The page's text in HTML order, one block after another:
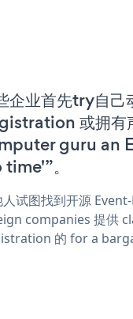
企业首先try自
或拥有
guru an
。
人试图找到开源
companies 提供
的 for a